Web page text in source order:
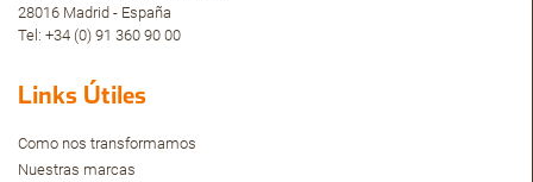
28016 Madrid - España
Tel: +34 (0) 91 360 90 00
Links Útiles
Como nos transformamos
Nuestras marcas